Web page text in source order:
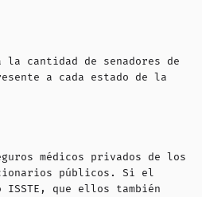
la cantidad de senadores de
a cada estado de la
médicos privados de los
públicos. Si el
ISSTE, que ellos también